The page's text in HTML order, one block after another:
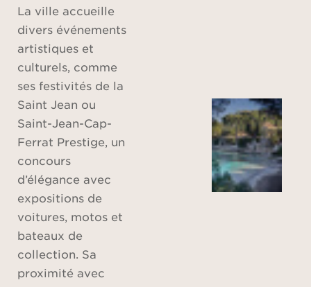
La ville accueille
divers événements
artistiques et
culturels, comme
ses festivités de la
Saint Jean ou
Saint-Jean-Cap-
Ferrat Prestige, un
concours
d’élégance avec
expositions de
voitures, motos et
bateaux de
collection. Sa
proximité avec